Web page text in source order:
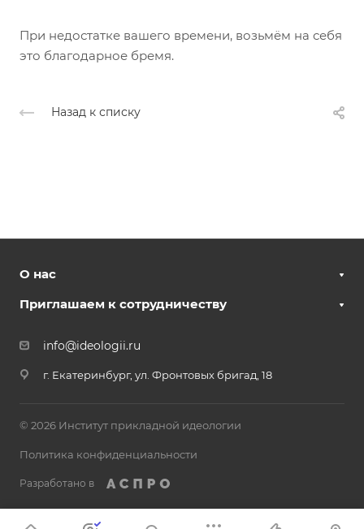
При недостатке вашего времени, возьмём на себя
это благодарное бремя.
Назад к списку
О нас
Приглашаем к сотрудничеству
info@ideologii.ru
г. Екатеринбург, ул. Фронтовых бригад, 18
© 2026 Институт прикладной идеологии
Политика конфиденциальности
Разработано в